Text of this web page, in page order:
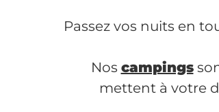
Passez vos nuits en
Nos campings
mettent à votre